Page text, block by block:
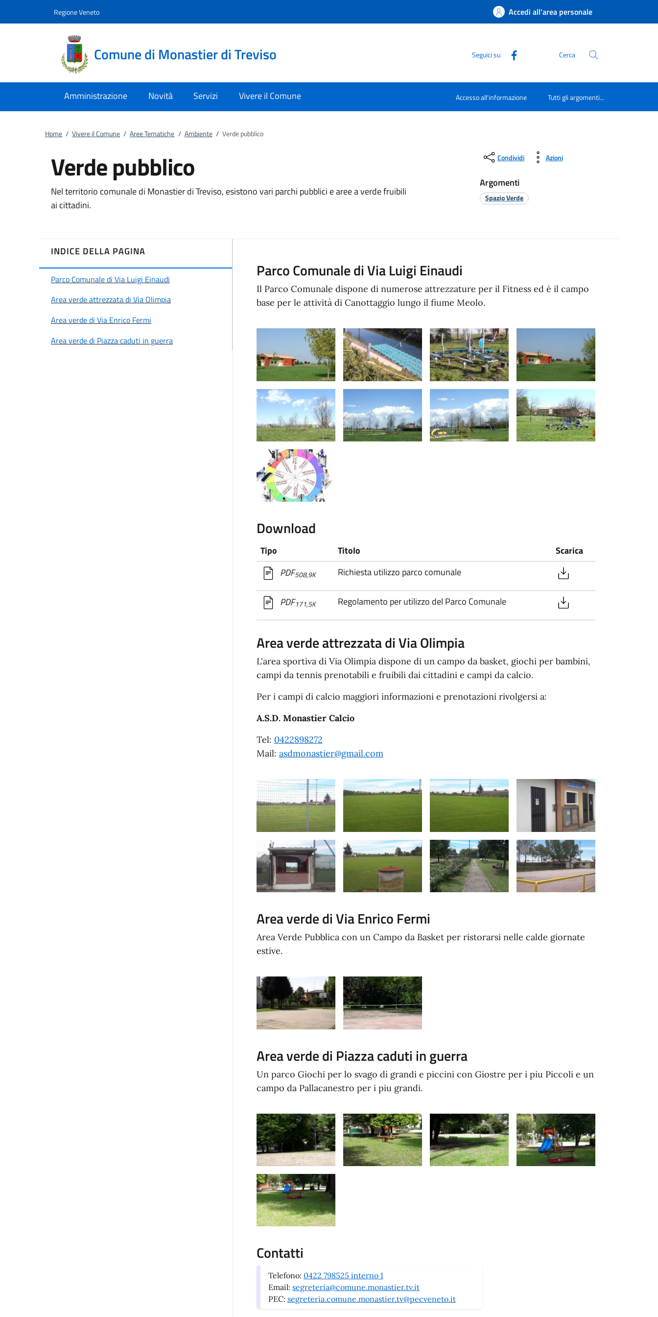
Regione Veneto Accedi all'area personale
Comune di Monastier di Treviso Seguici su Cerca
Amministrazione Novità Servizi Vivere il Comune Accesso all'informazione Tutti gli argomenti...
Home / Vivere il Comune / Aree Tematiche / Ambiente / Verde pubblico
Verde pubblico
Nel territorio comunale di Monastier di Treviso, esistono vari parchi pubblici e aree a verde fruibili
ai cittadini.
Condividi Azioni
Argomenti
Spazio Verde
INDICE DELLA PAGINA
Parco Comunale di Via Luigi Einaudi
Area verde attrezzata di Via Olimpia
Area verde di Via Enrico Fermi
Area verde di Piazza caduti in guerra
Parco Comunale di Via Luigi Einaudi
Il Parco Comunale dispone di numerose attrezzature per il Fitness ed è il campo
base per le attività di Canottaggio lungo il fiume Meolo.
Download
Tipo Titolo
Scarica
PDF508,9K Richiesta utilizzo parco comunale
PDF171,5K Regolamento per utilizzo del Parco Comunale
Area verde attrezzata di Via Olimpia
L'area sportiva di Via Olimpia dispone di un campo da basket, giochi per bambini,
campi da tennis prenotabili e fruibili dai cittadini e campi da calcio.
Per i campi di calcio maggiori informazioni e prenotazioni rivolgersi a:
A.S.D. Monastier Calcio
Tel: 0422898272
Mail: asdmonastier@gmail.com
Area verde di Via Enrico Fermi
Area Verde Pubblica con un Campo da Basket per ristorarsi nelle calde giornate
estive.
Area verde di Piazza caduti in guerra
Un parco Giochi per lo svago di grandi e piccini con Giostre per i piu Piccoli e un
campo da Pallacanestro per i piu grandi.
Contatti
Telefono: 0422 798525 interno 1
Email: segreteria@comune.monastier.tv.it
PEC: segreteria.comune.monastier.tv@pecveneto.it